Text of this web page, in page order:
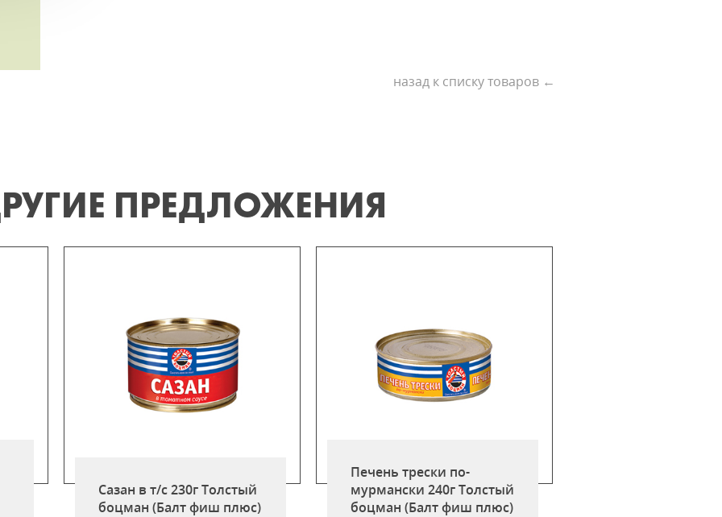
назад к списку товаров ←
ПРЕДЛОЖЕНИЯ
Сазан в т/с 230г Толстый
боцман (Балт фиш плюс)
Печень трески по-
мурмански 240г Толстый
боцман (Балт фиш плюс)